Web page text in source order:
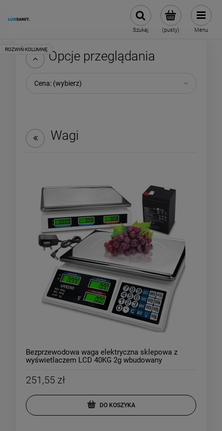
(pusty)
Szukaj Menu
Opcje przeglądania
Cena: (wybierz)
Wagi
Bezprzewodowa waga elektryczna sklepowa z
wyświetlaczem LCD 40KG 2g wbudowany
251,55 zł
DO KOSZYKA